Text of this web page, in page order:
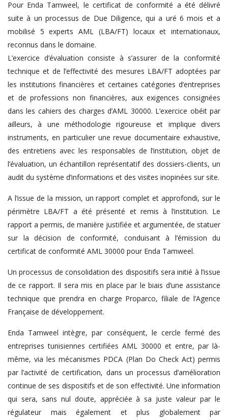
Pour Enda Tamweel, le certificat de conformité a été délivré
suite à un processus de Due Diligence, qui a uré 6 mois et a
mobilisé 5 experts AML (LBA/FT) locaux et internationaux,
reconnus dans le domaine.
L’exercice d’évaluation consiste à s’assurer de la conformité
technique et de l’effectivité des mesures LBA/FT adoptées par
les institutions financières et certaines catégories d’entreprises
et de professions non financières, aux exigences consignées
dans les cahiers des charges d’AML 30000. L’exercice obéit par
ailleurs, à une méthodologie rigoureuse et implique divers
instruments, en particulier une revue documentaire exhaustive,
des entretiens avec les responsables de l’institution, objet de
l’évaluation, un échantillon représentatif des dossiers-clients, un
audit du système d’informations et des visites inopinées sur site.
A l’issue de la mission, un rapport complet et approfondi, sur le
périmètre LBA/FT a été présenté et remis à l’institution. Le
rapport a permis, de manière justifiée et argumentée, de statuer
sur la décision de conformité, conduisant à l’émission du
certificat de conformité AML 30000 pour Enda Tamweel.
Un processus de consolidation des dispositifs sera initié à l’issue
de ce rapport. Il sera mis en place par le biais d’une assistance
technique que prendra en charge Proparco, filiale de l’Agence
Française de développement.
Enda Tamweel intègre, par conséquent, le cercle fermé des
entreprises tunisiennes certifiées AML 30000 et entre, par là-
même, via les mécanismes PDCA (Plan Do Check Act) permis
par l’activité de certification, dans un processus d’amélioration
continue de ses dispositifs et de son effectivité. Une information
qui sera, sans nul doute, appréciée à sa juste valeur par le
régulateur mais également et plus globalement par